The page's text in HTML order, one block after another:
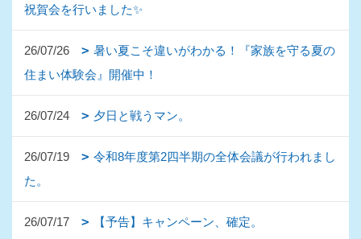
祝賀会を行いました✨
26/07/26
暑い夏こそ違いがわかる！『家族を守る夏の
住まい体験会』開催中！
26/07/24 夕日と戦うマン。
26/07/19
令和8年度第2四半期の全体会議が行われまし
た。
26/07/17 【予告】キャンペーン、確定。